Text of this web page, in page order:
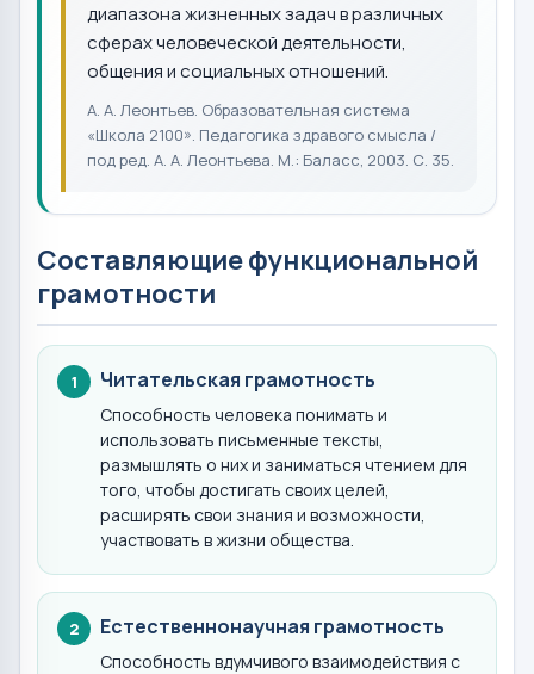
диапазона жизненных задач в различных
сферах человеческой деятельности,
общения и социальных отношений.
А. А. Леонтьев. Образовательная система
«Школа 2100». Педагогика здравого смысла /
под ред. А. А. Леонтьева. М.: Баласс, 2003. С. 35.
Составляющие функциональной
грамотности
1 Читательская грамотность
Способность человека понимать и
использовать письменные тексты,
размышлять о них и заниматься чтением для
того, чтобы достигать своих целей,
расширять свои знания и возможности,
участвовать в жизни общества.
2 Естественнонаучная грамотность
Способность вдумчивого взаимодействия с